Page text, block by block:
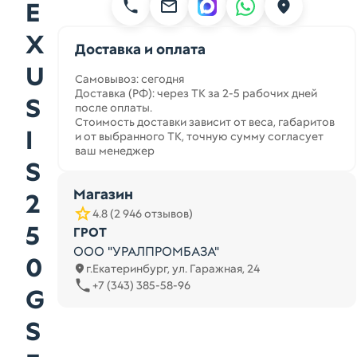
E
X
U
S
I
S
2
5
0
G
S
Доставка и оплата
Самовывоз: сегодня
Доставка (РФ): через ТК за 2-5 рабочих дней
после оплаты.
Стоимость доставки зависит от веса, габаритов
и от выбранного ТК, точную сумму согласует
ваш менеджер
Магазин
4.8 (2 946 отзывов)
ГРОТ
ООО "УРАЛПРОМБАЗА"
г.Екатеринбург, ул. Гаражная, 24
+7 (343) 385-58-96